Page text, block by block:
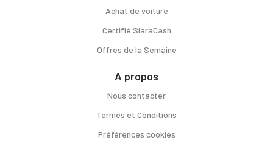
Achat de voiture
Certifié SiaraCash
Offres de la Semaine
A propos
Nous contacter
Termes et Conditions
Préférences cookies